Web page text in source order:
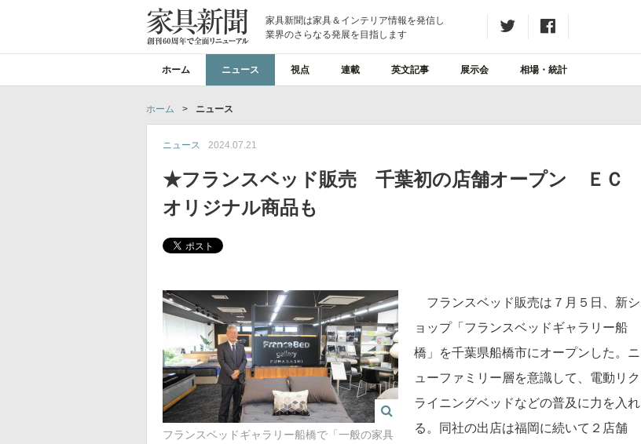
家具新聞は家具＆インテリア情報を発信し
業界のさらなる発展を目指します
ホーム ニュース 視点 連載 英文記事 展示会 相場・統計
ホーム > ニュース
ニュース 2024.07.21
★フランスベッド販売 千葉初の店舗オープン ＥＣ
オリジナル商品も
フランスベッドギャラリー船橋で「一般の家具
フランスベッド販売は７月５日、新シ
ョップ「フランスベッドギャラリー船
橋」を千葉県船橋市にオープンした。ニ
ューファミリー層を意識して、電動リク
ライニングベッドなどの普及に力を入れ
る。同社の出店は福岡に続いて２店舗